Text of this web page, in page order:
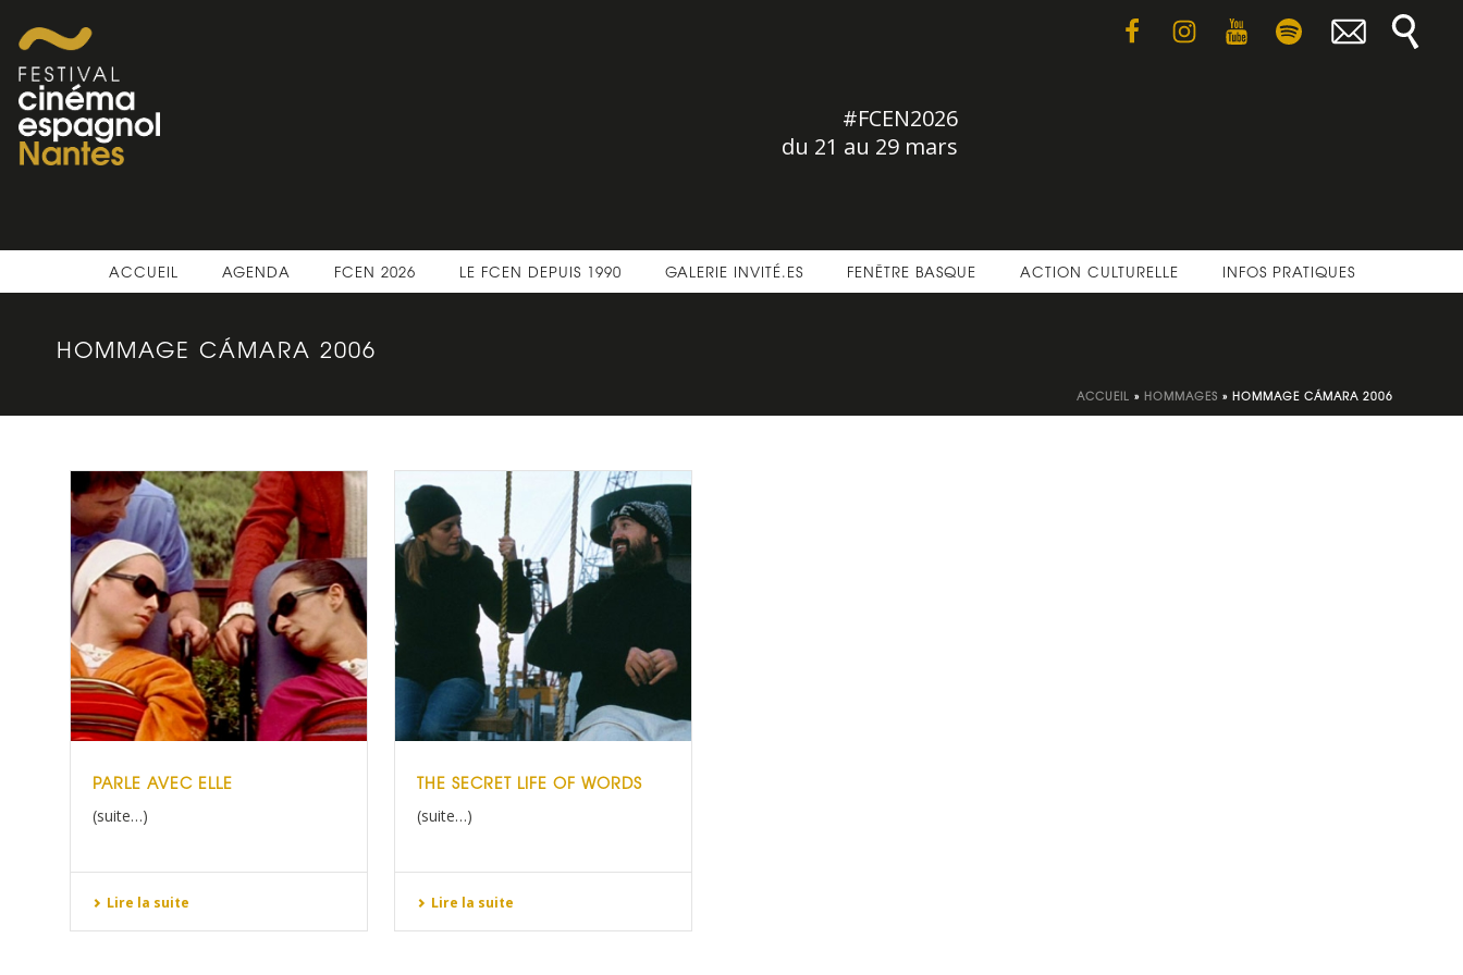
#FCEN2026
du 21 au 29 mars
ACCUEIL AGENDA FCEN 2026 LE FCEN DEPUIS 1990 GALERIE INVITÉ.ES FENÊTRE BASQUE ACTION CULTURELLE INFOS PRATIQUES
HOMMAGE CÁMARA 2006
ACCUEIL » HOMMAGES » HOMMAGE CÁMARA 2006
PARLE AVEC ELLE
(suite…)
Lire la suite
THE SECRET LIFE OF WORDS
(suite…)
Lire la suite